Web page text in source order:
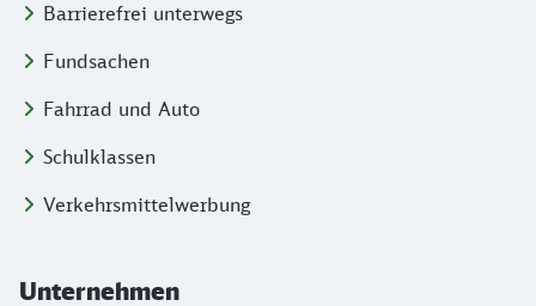
Barrierefrei unterwegs
Fundsachen
Fahrrad und Auto
Schulklassen
Verkehrsmittelwerbung
Unternehmen